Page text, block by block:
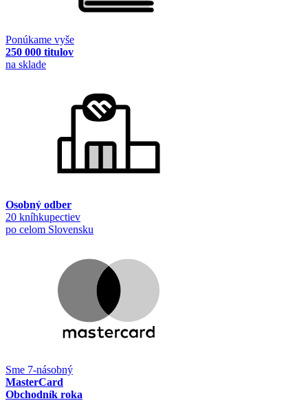
Ponúkame vyše
250 000 titulov
na sklade
Osobný odber
20 kníhkupectiev
po celom Slovensku
Sme 7-násobný
MasterCard
Obchodník roka